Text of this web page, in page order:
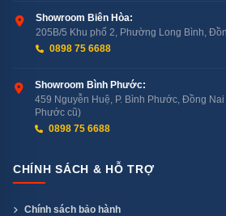
Showroom Biên Hòa:
205B/5 Khu phố 2, Phường Long Bình,
0898 75 6688
Showroom Bình Phước:
459 Nguyễn Huệ, P. Bình Phước, Đồng
Phước cũ)
0898 75 6688
CHÍNH SÁCH & HỖ TRỢ
Chính sách bảo hành